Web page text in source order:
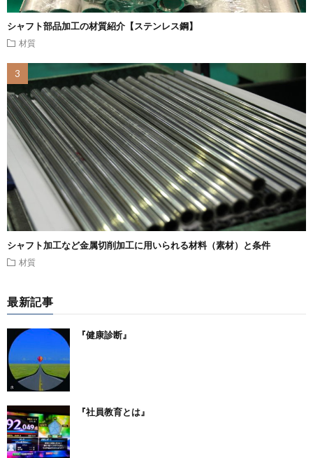
シャフト部品加工の材質紹介【ステンレス鋼】
材質
シャフト加工など金属切削加工に用いられる材料（素材）と条件
材質
最新記事
『健康診断』
『社員教育とは』